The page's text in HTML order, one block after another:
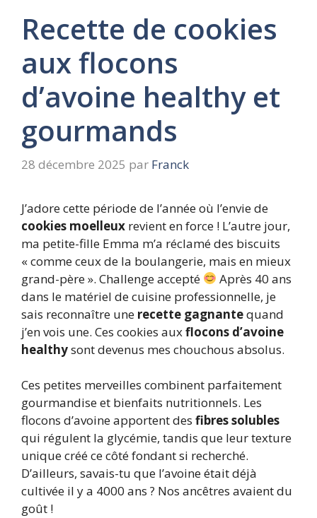
Recette de cookies
aux flocons
d’avoine healthy et
gourmands
28 décembre 2025 par Franck
J’adore cette période de l’année où l’envie de
cookies moelleux revient en force ! L’autre jour,
ma petite-fille Emma m’a réclamé des biscuits
« comme ceux de la boulangerie, mais en mieux
grand-père ». Challenge accepté
Après 40 ans
dans le matériel de cuisine professionnelle, je
sais reconnaître une recette gagnantequand
j’en vois une. Ces cookies auxflocons d’avoine
healthysont devenus mes chouchous absolus.
Ces petites merveilles combinent parfaitement
gourmandise et bienfaits nutritionnels. Les
flocons d’avoine apportent des fibres solubles
qui régulent la glycémie, tandis que leur texture
unique créé ce côté fondant si recherché.
D’ailleurs, savais-tu que l’avoine était déjà
cultivée il y a 4000 ans ? Nos ancêtres avaient du
goût !